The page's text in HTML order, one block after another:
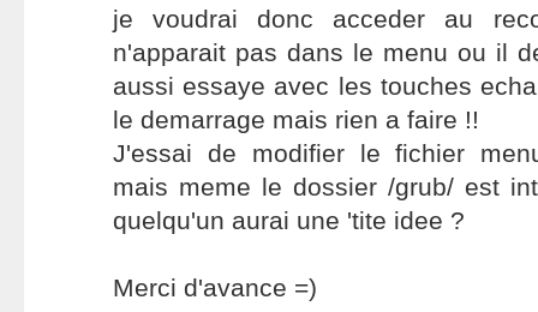
je voudrai donc acceder au
n'apparait pas dans le menu ou il
aussi essaye avec les touches
le demarrage mais rien a faire !!
J'essai de modifier le fichier
mais meme le dossier /grub/ est
quelqu'un aurai une 'tite idee ?
Merci d'avance =)